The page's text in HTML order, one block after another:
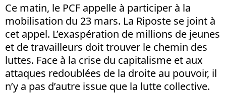
Ce matin, le PCF appelle à participer à la
mobilisation du 23 mars. La Riposte se joint à
cet appel. L’exaspération de millions de jeunes
et de travailleurs doit trouver le chemin des
luttes. Face à la crise du capitalisme et aux
attaques redoublées de la droite au pouvoir, il
n’y a pas d’autre issue que la lutte collective.